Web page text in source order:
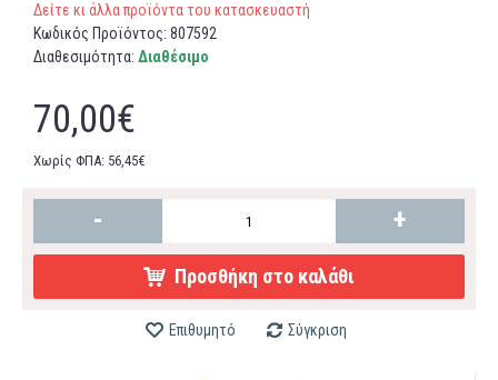
Δείτε κι άλλα προϊόντα του κατασκευαστή
Κωδικός Προϊόντος: 807592
Διαθεσιμότητα: Διαθέσιμο
70,00€
Χωρίς ΦΠΑ: 56,45€
- +
Προσθήκη στο καλάθι
Επιθυμητό Σύγκριση